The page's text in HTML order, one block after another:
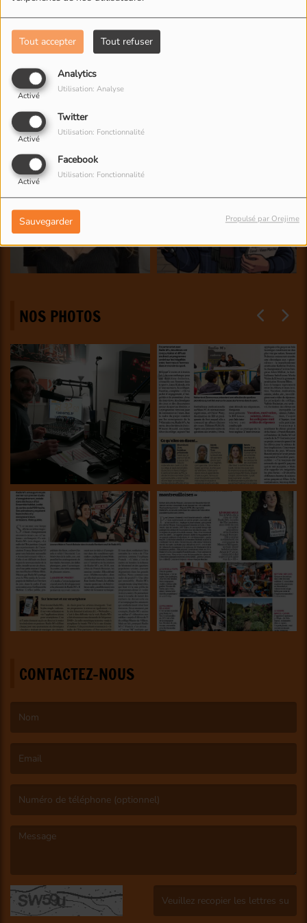
Tout accepter Tout refuser
Analytics
Activé
Utilisation: Analyse
Twitter
Activé
Utilisation: Fonctionnalité
Facebook
Activé
Utilisation: Fonctionnalité
Sauvegarder Propulsé par Orejime
NOS PHOTOS
CONTACTEZ-NOUS